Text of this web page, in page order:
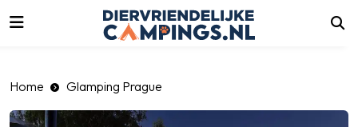
Home Glamping Prague